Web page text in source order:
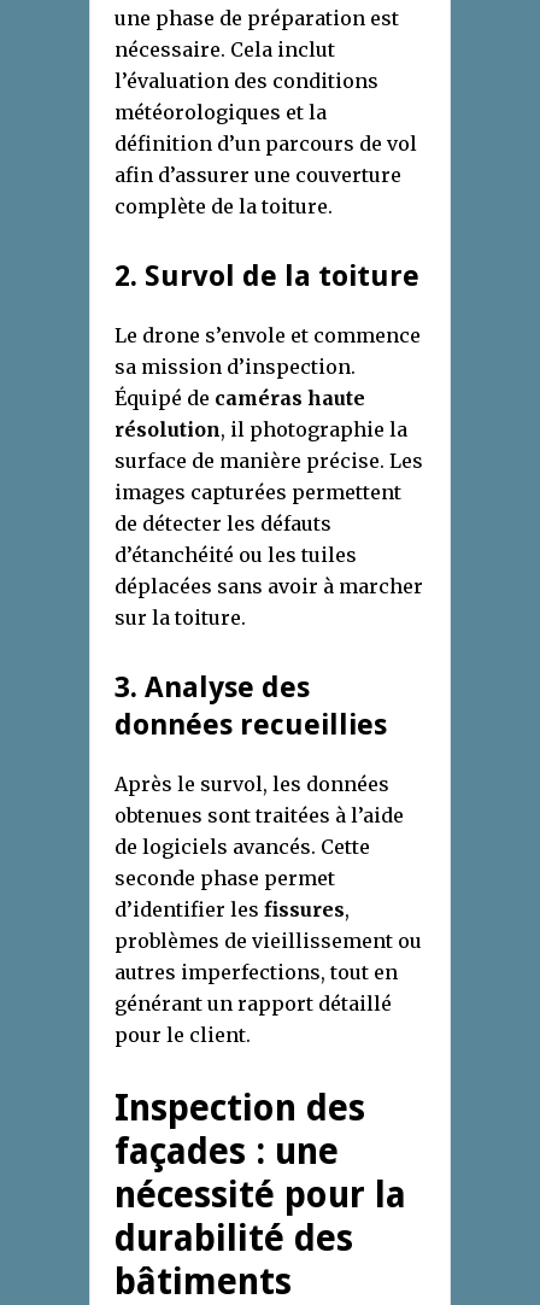
une phase de préparation est
nécessaire. Cela inclut
l’évaluation des conditions
météorologiques et la
définition d’un parcours de vol
afin d’assurer une couverture
complète de la toiture.
2. Survol de la toiture
Le drone s’envole et commence
sa mission d’inspection.
Équipé de caméras haute
résolution, il photographie la
surface de manière précise. Les
images capturées permettent
de détecter les défauts
d’étanchéité ou les tuiles
déplacées sans avoir à marcher
sur la toiture.
3. Analyse des
données recueillies
Après le survol, les données
obtenues sont traitées à l’aide
de logiciels avancés. Cette
seconde phase permet
d’identifier les fissures,
problèmes de vieillissement ou
autres imperfections, tout en
générant un rapport détaillé
pour le client.
Inspection des
façades : une
nécessité pour la
durabilité des
bâtiments